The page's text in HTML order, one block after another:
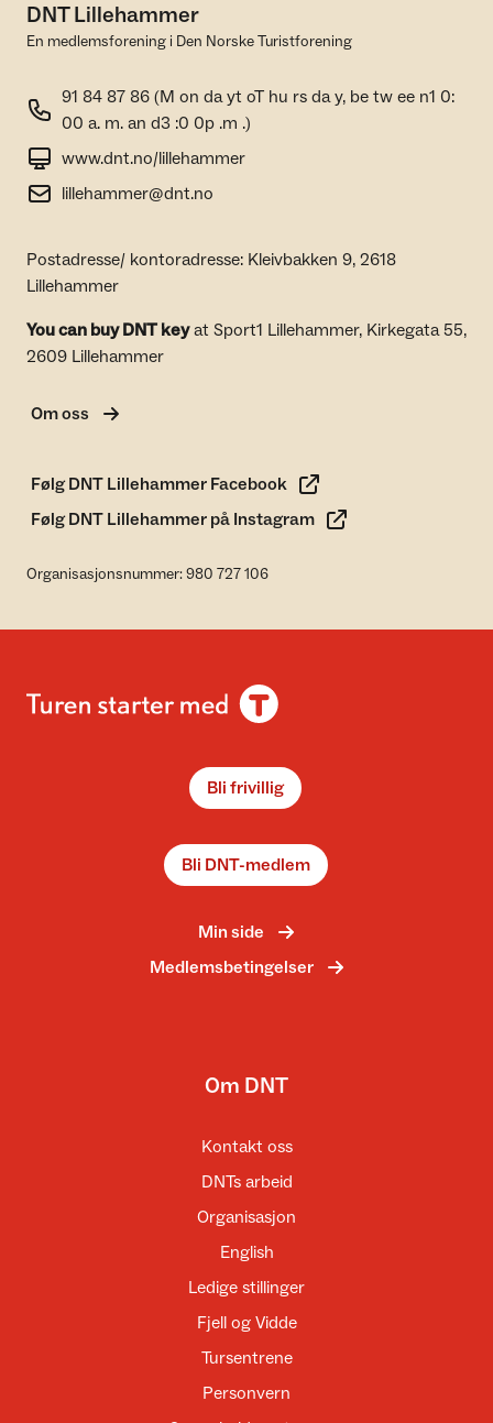
DNT Lillehammer
En medlemsforening i Den Norske Turistforening
91 84 87 86 (M on da yt oT hu rs da y, be tw ee n1 0:
00 a. m. an d3 :0 0p .m .)
www.dnt.no/lillehammer
lillehammer@dnt.no
Postadresse/ kontoradresse: Kleivbakken 9, 2618
Lillehammer
You can buy DNT keyat Sport1 Lillehammer, Kirkegata 55,
2609 Lillehammer
Om oss
Følg DNT Lillehammer Facebook
Følg DNT Lillehammer på Instagram
Organisasjonsnummer: 980 727 106
Bli frivillig
Bli DNT-medlem
Min side
Medlemsbetingelser
Om DNT
Kontakt oss
DNTs arbeid
Organisasjon
English
Ledige stillinger
Fjell og Vidde
Tursentrene
Personvern